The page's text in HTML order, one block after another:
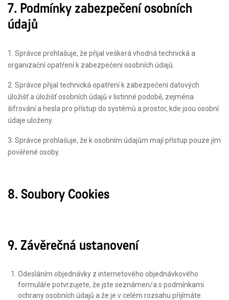
7. Podmínky zabezpečení osobních
údajů
1. Správce prohlašuje, že přijal veškerá vhodná technická a
organizační opatření k zabezpečení osobních údajů.
2. Správce přijal technická opatření k zabezpečení datových
úložišť a úložišť osobních údajů v listinné podobě, zejména
šifrování a hesla pro přístup do systémů a prostor, kde jsou osobní
údaje uloženy.
3. Správce prohlašuje, že k osobním údajům mají přístup pouze jím
pověřené osoby.
8. Soubory Cookies
9. Závěrečná ustanovení
Odesláním objednávky z internetového objednávkového
formuláře potvrzujete, že jste seznámen/a s podmínkami
ochrany osobních údajů a že je v celém rozsahu přijímáte.